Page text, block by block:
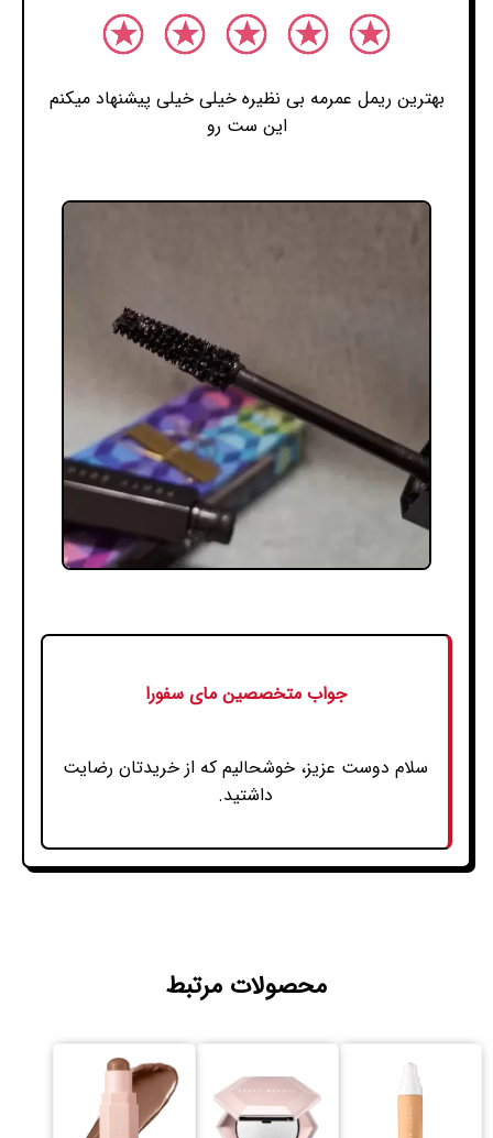
بهترین ریمل عمرمه بی نظیره خیلی خیلی پیشنهاد میکنم
این ست رو
جواب متخصصین مای سفورا
سلام دوست عزیز، خوشحالیم که از خریدتان رضایت
داشتید.
محصولات مرتبط